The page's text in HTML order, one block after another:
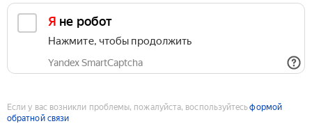
Я не робот
Нажмите, чтобы продолжить
Yandex SmartCaptcha
Если у вас возникли проблемы, пожалуйста, воспользуйтесьформой
обратной связи